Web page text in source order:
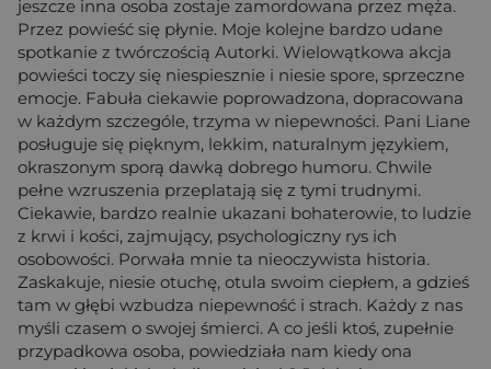
jeszcze inna osoba zostaje zamordowana przez męża.
Przez powieść się płynie. Moje kolejne bardzo udane
spotkanie z twórczością Autorki. Wielowątkowa akcja
powieści toczy się niespiesznie i niesie spore, sprzeczne
emocje. Fabuła ciekawie poprowadzona, dopracowana
w każdym szczególe, trzyma w niepewności. Pani Liane
posługuje się pięknym, lekkim, naturalnym językiem,
okraszonym sporą dawką dobrego humoru. Chwile
pełne wzruszenia przeplatają się z tymi trudnymi.
Ciekawie, bardzo realnie ukazani bohaterowie, to ludzie
z krwi i kości, zajmujący, psychologiczny rys ich
osobowości. Porwała mnie ta nieoczywista historia.
Zaskakuje, niesie otuchę, otula swoim ciepłem, a gdzieś
tam w głębi wzbudza niepewność i strach. Każdy z nas
myśli czasem o swojej śmierci. A co jeśli ktoś, zupełnie
przypadkowa osoba, powiedziała nam kiedy ona